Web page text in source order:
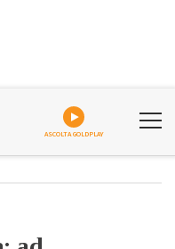
ASCOLTA GOLDPLAY